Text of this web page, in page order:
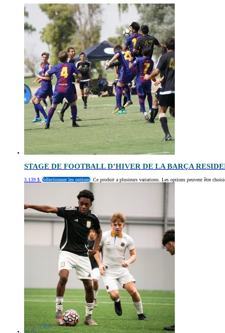
STAGE DE FOOTBALL D’HIVER DE LA BARÇA
3.139 $ Sélectionner les options Ce produit a plusieurs variations. Les options peuvent être